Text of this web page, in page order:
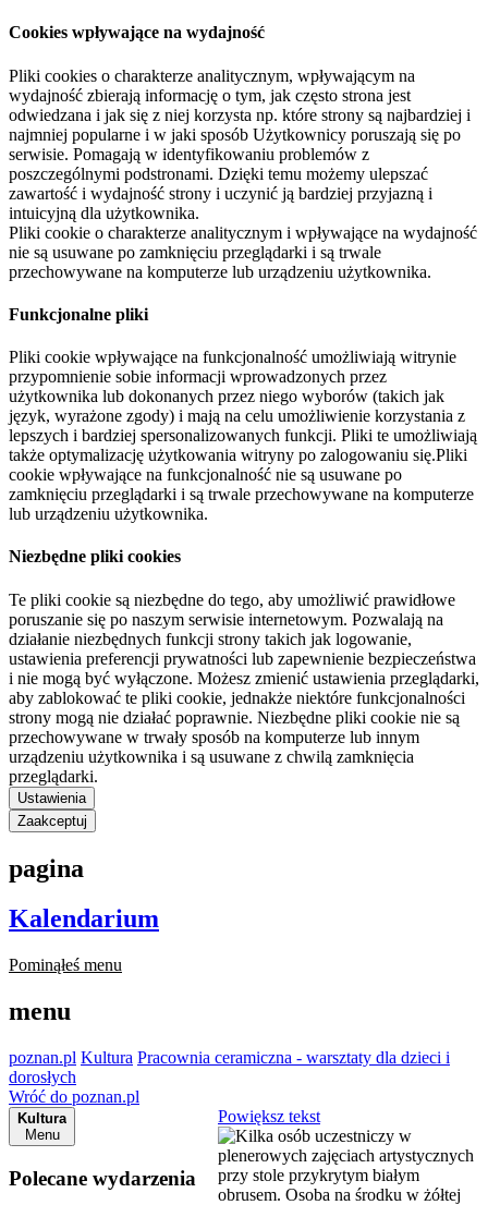
Cookies wpływające na wydajność
Pliki cookies o charakterze analitycznym, wpływającym na
wydajność zbierają informację o tym, jak często strona jest
odwiedzana i jak się z niej korzysta np. które strony są najbardziej i
najmniej popularne i w jaki sposób Użytkownicy poruszają się po
serwisie. Pomagają w identyfikowaniu problemów z
poszczególnymi podstronami. Dzięki temu możemy ulepszać
zawartość i wydajność strony i uczynić ją bardziej przyjazną i
intuicyjną dla użytkownika.
Pliki cookie o charakterze analitycznym i wpływające na wydajność
nie są usuwane po zamknięciu przeglądarki i są trwale
przechowywane na komputerze lub urządzeniu użytkownika.
Funkcjonalne pliki
Pliki cookie wpływające na funkcjonalność umożliwiają witrynie
przypomnienie sobie informacji wprowadzonych przez
użytkownika lub dokonanych przez niego wyborów (takich jak
język, wyrażone zgody) i mają na celu umożliwienie korzystania z
lepszych i bardziej spersonalizowanych funkcji. Pliki te umożliwiają
także optymalizację użytkowania witryny po zalogowaniu się.Pliki
cookie wpływające na funkcjonalność nie są usuwane po
zamknięciu przeglądarki i są trwale przechowywane na komputerze
lub urządzeniu użytkownika.
Niezbędne pliki cookies
Te pliki cookie są niezbędne do tego, aby umożliwić prawidłowe
poruszanie się po naszym serwisie internetowym. Pozwalają na
działanie niezbędnych funkcji strony takich jak logowanie,
ustawienia preferencji prywatności lub zapewnienie bezpieczeństwa
i nie mogą być wyłączone. Możesz zmienić ustawienia przeglądarki,
aby zablokować te pliki cookie, jednakże niektóre funkcjonalności
strony mogą nie działać poprawnie. Niezbędne pliki cookie nie są
przechowywane w trwały sposób na komputerze lub innym
urządzeniu użytkownika i są usuwane z chwilą zamknięcia
przeglądarki.
Ustawienia
Zaakceptuj
pagina
Kalendarium
Pominąłeś menu
menu
poznan.pl Kultura Pracownia ceramiczna - warsztaty dla dzieci i
dorosłych
Wróć do poznan.pl
Kultura
Menu
Polecane wydarzenia
Powiększ tekst